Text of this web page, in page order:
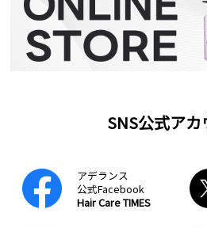
SNS公式アカ
アデランス
公式Facebook
Hair Care TIMES